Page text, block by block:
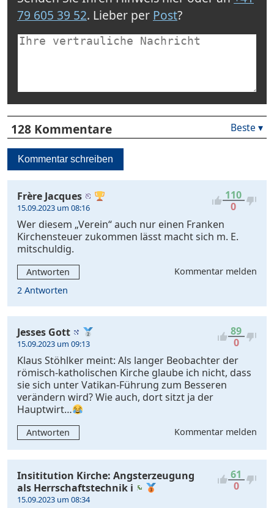
79 605 39 52. Lieber per Post?
128 Kommentare
Kontrovers
Beste ▾
Kommentar schreiben
110
0
Frère Jacques
15.09.2023 um 08:16
Wer diesem „Verein“ auch nur einen Franken
Kirchensteuer zukommen lässt macht sich m. E.
mitschuldig.
Antworten
Kommentar melden
2 Antworten
89
0
Jesses Gott
15.09.2023 um 09:13
Klaus Stöhlker meint: Als langer Beobachter der
römisch-katholischen Kirche glaube ich nicht, dass
sie sich unter Vatikan-Führung zum Besseren
verändern wird? Wie auch, dort sitzt ja der
Hauptwirt…
Antworten Kommentar melden
61
0
Insititution Kirche: Angsterzeugung
als Herrschaftstechnik i
15.09.2023 um 08:34